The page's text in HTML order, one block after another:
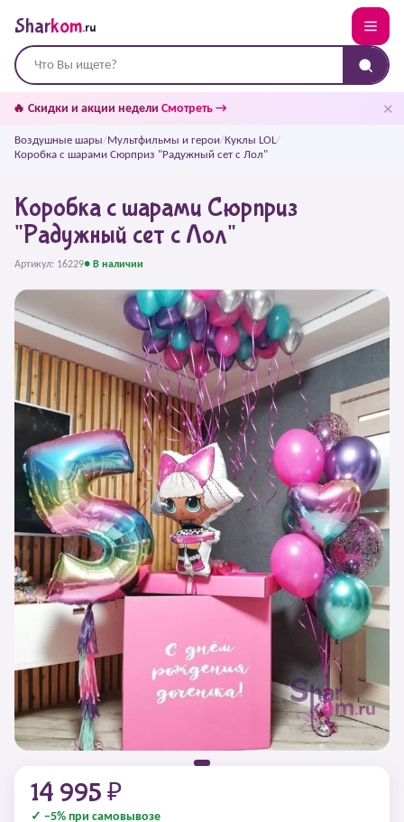
Sharkom.ru
🔥 Скидки и акции недели Смотреть → ✕
Воздушные шары/Мультфильмы и герои/Куклы LOL/
Коробка с шарами Сюрприз "Радужный сет с Лол"
Коробка с шарами Сюрприз
"Радужный сет с Лол"
Артикул: 16229● В наличии
14 995 ₽
✓ −5% при самовывозе